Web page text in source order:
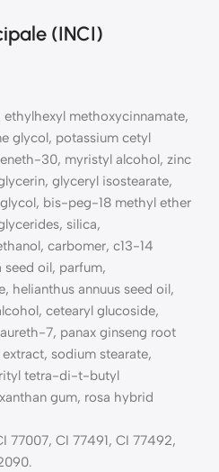
(INCI)
methoxycinnamate,
glycol, potassium cetyl
30, myristyl alcohol, zinc
glyceryl isostearate,
bis-peg-18 methyl ether
silica,
carbomer, c13-14
oil, parfum,
helianthus annuus seed oil,
cetearyl glucoside,
7, panax ginseng root
sodium stearate,
tetra-di-t-butyl
gum, rosa hybrid
77007, CI 77491, CI 77492,